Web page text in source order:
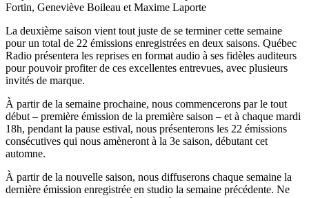
Fortin, Geneviève Boileau et Maxime Laporte
La deuxième saison vient tout juste de se terminer cette semaine
pour un total de 22 émissions enregistrées en deux saisons. Québec
Radio présentera les reprises en format audio à ses fidèles auditeurs
pour pouvoir profiter de ces excellentes entrevues, avec plusieurs
invités de marque.
À partir de la semaine prochaine, nous commencerons par le tout
début – première émission de la première saison – et à chaque mardi
18h, pendant la pause estival, nous présenterons les 22 émissions
consécutives qui nous amèneront à la 3e saison, débutant cet
automne.
À partir de la nouvelle saison, nous diffuserons chaque semaine la
dernière émission enregistrée en studio la semaine précédente. Ne